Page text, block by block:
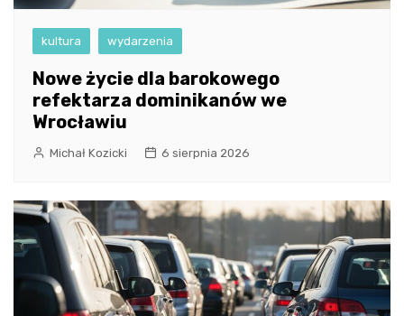
kultura wydarzenia
Nowe życie dla barokowego
refektarza dominikanów we
Wrocławiu
Michał Kozicki 6 sierpnia 2026